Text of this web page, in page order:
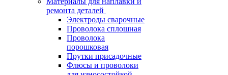
ремонта деталей
Электроды сварочные
Проволока сплошная
Проволока
порошковая
Прутки присадочные
Флюсы и проволоки